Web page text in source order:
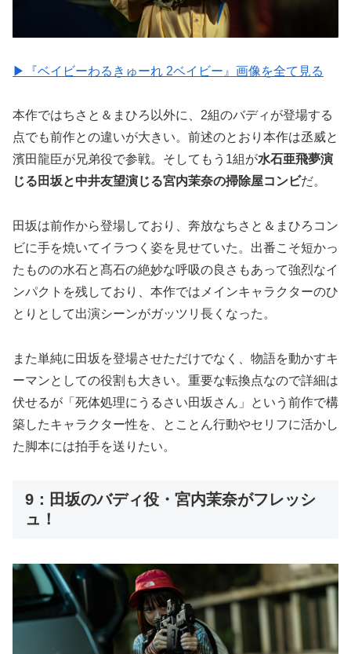
▶︎『ベイビーわるきゅーれ 2ベイビー』画像を全て見る
本作ではちさと＆まひろ以外に、2組のバディが登場する
点でも前作との違いが大きい。前述のとおり本作は丞威と
濱田龍臣が兄弟役で参戦。そしてもう1組が水石亜飛夢演
じる田坂と中井友望演じる宮内茉奈の掃除屋コンビだ。
田坂は前作から登場しており、奔放なちさと＆まひろコン
ビに手を焼いてイラつく姿を見せていた。出番こそ短かっ
たものの水石と髙石の絶妙な呼吸の良さもあって強烈なイ
ンパクトを残しており、本作ではメインキャラクターのひ
とりとして出演シーンがガッツリ長くなった。
また単純に田坂を登場させただけでなく、物語を動かすキ
ーマンとしての役割も大きい。重要な転換点なので詳細は
伏せるが「死体処理にうるさい田坂さん」という前作で構
築したキャラクター性を、とことん行動やセリフに活かし
た脚本には拍手を送りたい。
9：田坂のバディ役・宮内茉奈がフレッシ
ュ！